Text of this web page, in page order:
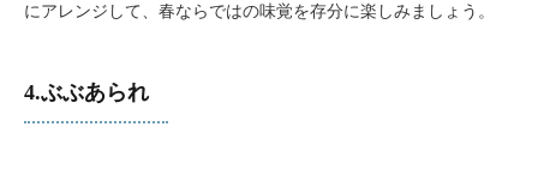
にアレンジして、春ならではの味覚を存分に楽しみましょう。
4.ぶぶあられ